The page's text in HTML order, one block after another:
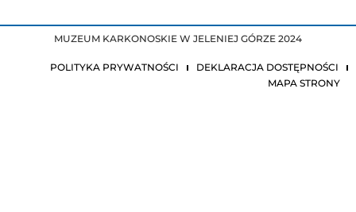
MUZEUM KARKONOSKIE W JELENIEJ GÓRZE 2024
POLITYKA PRYWATNOŚCI
DEKLARACJA DOSTĘPNOŚCI
MAPA STRONY